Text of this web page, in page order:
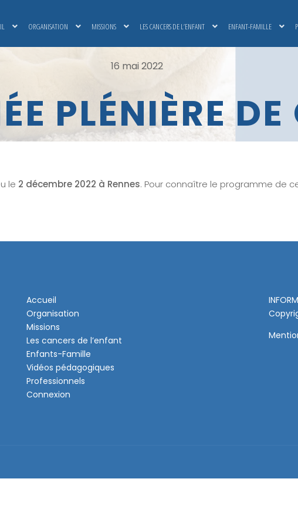
ORGANISATION MISSIONS LES CANCERS DE L’ENFANT ENFANT-FAMILLE
16 mai 2022
PLÉNIÈRE DE
le 2 décembre 2022 à Rennes. Pour connaître le programme de
Accueil
Organisation
Missions
Les cancers de l’enfant
Enfants-Famille
Vidéos pédagogiques
Professionnels
Connexion